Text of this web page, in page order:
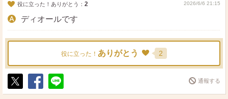
役に立った！ありがとう： 2 2026/6/6 21:15
ディオールです
役に立った！ ありがとう 2
ポ
シ
送
通報する